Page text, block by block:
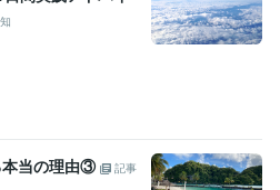
本当の理由③
記事